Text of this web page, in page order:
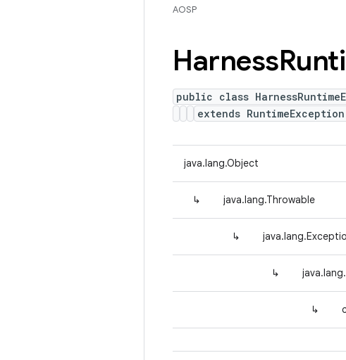
AOSP
Harness
public class
extends RuntimeException
java.lang.Object
↳ java.lang.Throwable
↳
↳
↳